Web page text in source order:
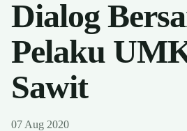
Dialog
Pelaku
Sawit
07 Aug 2020